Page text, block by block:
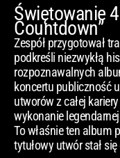
Świętowanie
Countdown”
Zespół przygotował
podkreśli niezwykłą
rozpoznawalnych
koncertu publiczność
utworów z całej
wykonanie
To właśnie ten album
tytułowy utwór stał